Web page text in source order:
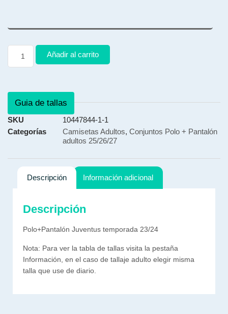
Añadir al carrito
Guia de tallas
SKU
10447844-1-1
Categorías
Camisetas Adultos, Conjuntos Polo + Pantalón
adultos 25/26/27
Descripción Información adicional
Descripción
Polo+Pantalón Juventus temporada 23/24
Nota: Para ver la tabla de tallas visita la pestaña
Información, en el caso de tallaje adulto elegir misma
talla que use de diario.